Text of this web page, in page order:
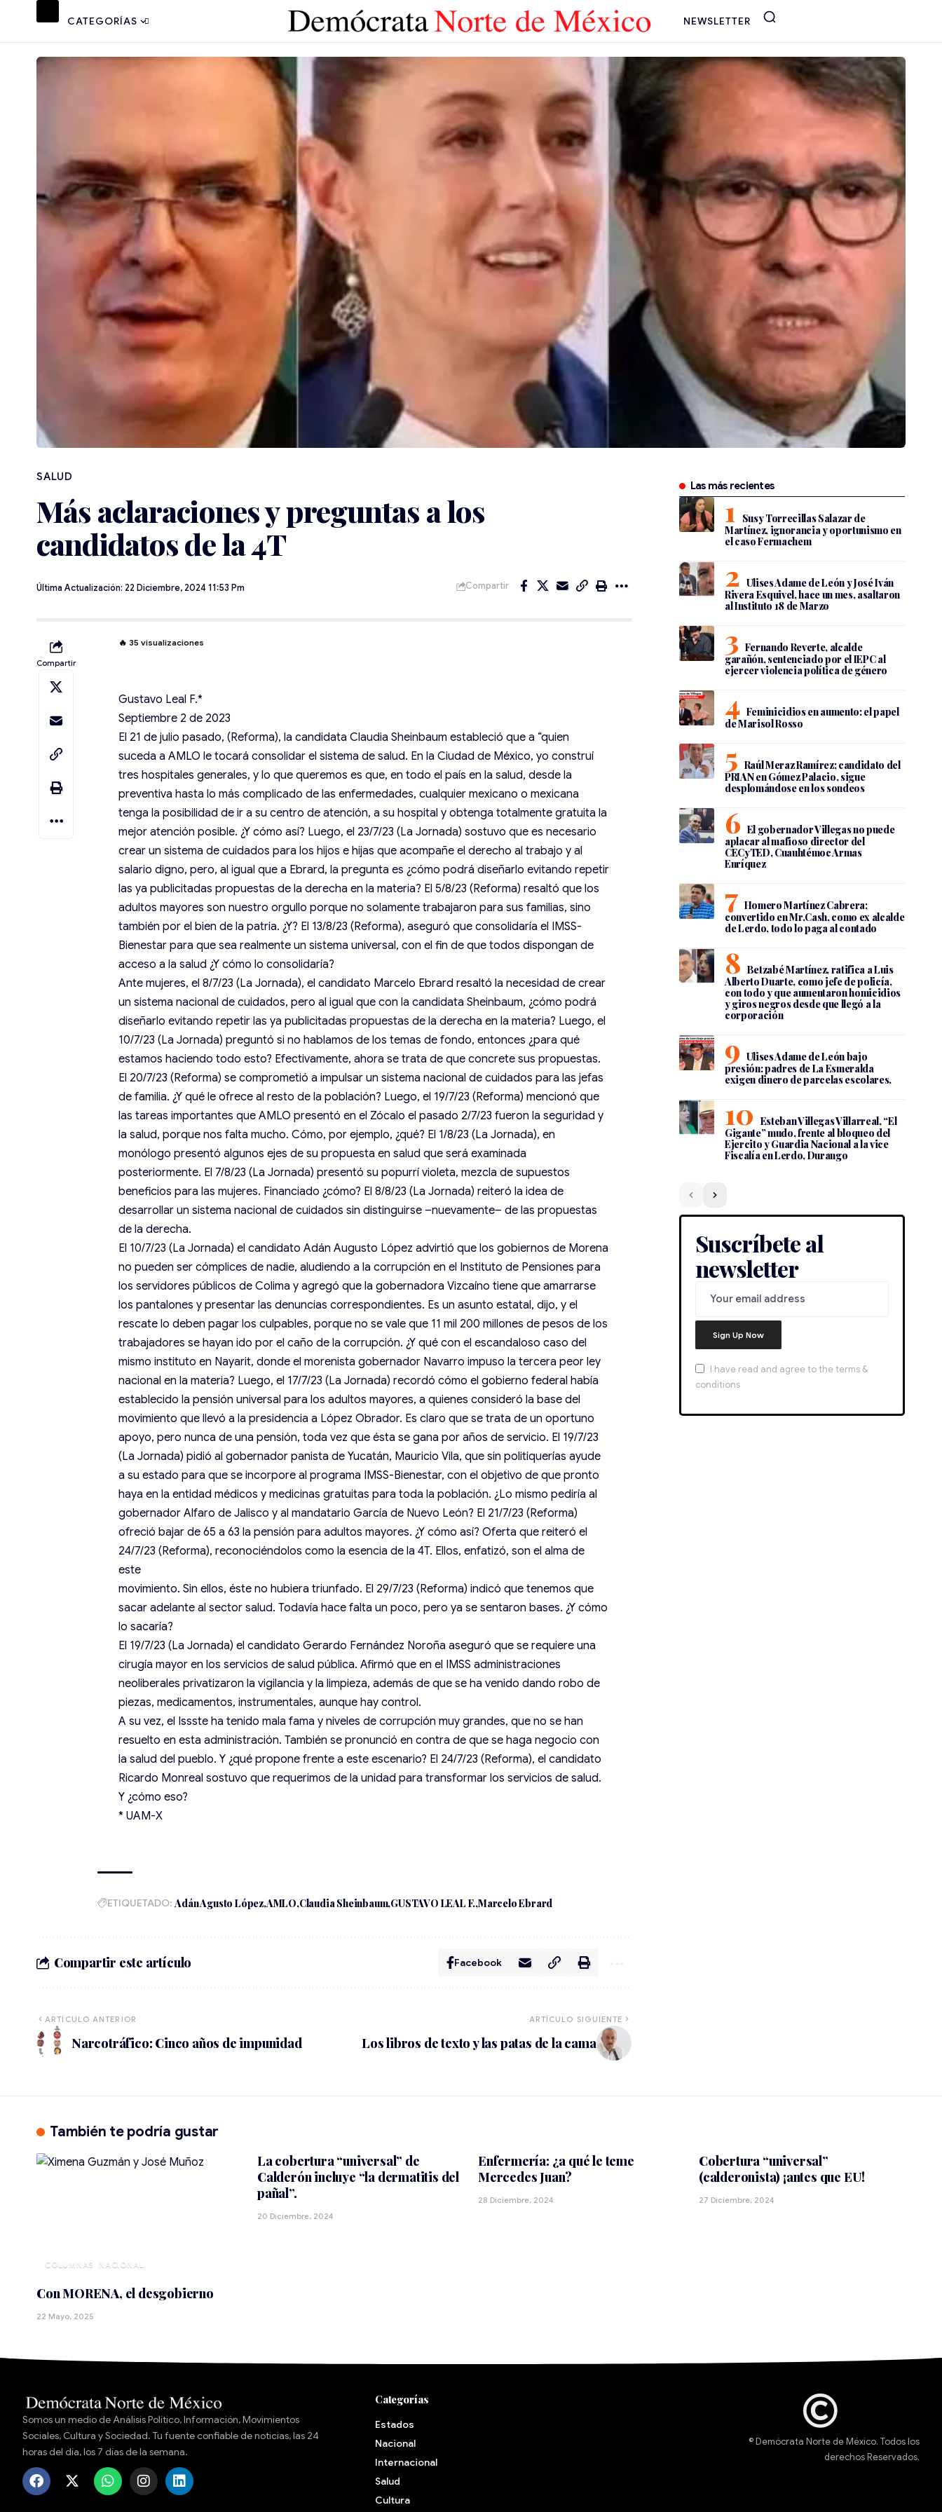
CATEGORÍAS NEWSLETTER
SALUD
Más aclaraciones y preguntas a los
candidatos de la 4T
Última Actualización: 22 Diciembre, 2024 11:53 Pm Compartir
Compartir
🔥 35 visualizaciones
Gustavo Leal F.*
Septiembre 2 de 2023
El 21 de julio pasado, (Reforma), la candidata Claudia Sheinbaum estableció que a “quien
suceda a AMLO le tocará consolidar el sistema de salud. En la Ciudad de México, yo construí
tres hospitales generales, y lo que queremos es que, en todo el país en la salud, desde la
preventiva hasta lo más complicado de las enfermedades, cualquier mexicano o mexicana
tenga la posibilidad de ir a su centro de atención, a su hospital y obtenga totalmente gratuita la
mejor atención posible. ¿Y cómo así? Luego, el 23/7/23 (La Jornada) sostuvo que es necesario
crear un sistema de cuidados para los hijos e hijas que acompañe el derecho al trabajo y al
salario digno, pero, al igual que a Ebrard, la pregunta es ¿cómo podrá diseñarlo evitando repetir
las ya publicitadas propuestas de la derecha en la materia? El 5/8/23 (Reforma) resaltó que los
adultos mayores son nuestro orgullo porque no solamente trabajaron para sus familias, sino
también por el bien de la patria. ¿Y? El 13/8/23 (Reforma), aseguró que consolidaría el IMSS-
Bienestar para que sea realmente un sistema universal, con el fin de que todos dispongan de
acceso a la salud ¿Y cómo lo consolidaría?
Ante mujeres, el 8/7/23 (La Jornada), el candidato Marcelo Ebrard resaltó la necesidad de crear
un sistema nacional de cuidados, pero al igual que con la candidata Sheinbaum, ¿cómo podrá
diseñarlo evitando repetir las ya publicitadas propuestas de la derecha en la materia? Luego, el
10/7/23 (La Jornada) preguntó si no hablamos de los temas de fondo, entonces ¿para qué
estamos haciendo todo esto? Efectivamente, ahora se trata de que concrete sus propuestas.
El 20/7/23 (Reforma) se comprometió a impulsar un sistema nacional de cuidados para las jefas
de familia. ¿Y qué le ofrece al resto de la población? Luego, el 19/7/23 (Reforma) mencionó que
las tareas importantes que AMLO presentó en el Zócalo el pasado 2/7/23 fueron la seguridad y
la salud, porque nos falta mucho. Cómo, por ejemplo, ¿qué? El 1/8/23 (La Jornada), en
monólogo presentó algunos ejes de su propuesta en salud que será examinada
posteriormente. El 7/8/23 (La Jornada) presentó su popurrí violeta, mezcla de supuestos
beneficios para las mujeres. Financiado ¿cómo? El 8/8/23 (La Jornada) reiteró la idea de
desarrollar un sistema nacional de cuidados sin distinguirse –nuevamente– de las propuestas
de la derecha.
El 10/7/23 (La Jornada) el candidato Adán Augusto López advirtió que los gobiernos de Morena
no pueden ser cómplices de nadie, aludiendo a la corrupción en el Instituto de Pensiones para
los servidores públicos de Colima y agregó que la gobernadora Vizcaíno tiene que amarrarse
los pantalones y presentar las denuncias correspondientes. Es un asunto estatal, dijo, y el
rescate lo deben pagar los culpables, porque no se vale que 11 mil 200 millones de pesos de los
trabajadores se hayan ido por el caño de la corrupción. ¿Y qué con el escandaloso caso del
mismo instituto en Nayarit, donde el morenista gobernador Navarro impuso la tercera peor ley
nacional en la materia? Luego, el 17/7/23 (La Jornada) recordó cómo el gobierno federal había
establecido la pensión universal para los adultos mayores, a quienes consideró la base del
movimiento que llevó a la presidencia a López Obrador. Es claro que se trata de un oportuno
apoyo, pero nunca de una pensión, toda vez que ésta se gana por años de servicio. El 19/7/23
(La Jornada) pidió al gobernador panista de Yucatán, Mauricio Vila, que sin politiquerías ayude
a su estado para que se incorpore al programa IMSS-Bienestar, con el objetivo de que pronto
haya en la entidad médicos y medicinas gratuitas para toda la población. ¿Lo mismo pediría al
gobernador Alfaro de Jalisco y al mandatario García de Nuevo León? El 21/7/23 (Reforma)
ofreció bajar de 65 a 63 la pensión para adultos mayores. ¿Y cómo así? Oferta que reiteró el
24/7/23 (Reforma), reconociéndolos como la esencia de la 4T. Ellos, enfatizó, son el alma de
este
movimiento. Sin ellos, éste no hubiera triunfado. El 29/7/23 (Reforma) indicó que tenemos que
sacar adelante al sector salud. Todavía hace falta un poco, pero ya se sentaron bases. ¿Y cómo
lo sacaría?
El 19/7/23 (La Jornada) el candidato Gerardo Fernández Noroña aseguró que se requiere una
cirugía mayor en los servicios de salud pública. Afirmó que en el IMSS administraciones
neoliberales privatizaron la vigilancia y la limpieza, además de que se ha venido dando robo de
piezas, medicamentos, instrumentales, aunque hay control.
A su vez, el Issste ha tenido mala fama y niveles de corrupción muy grandes, que no se han
resuelto en esta administración. También se pronunció en contra de que se haga negocio con
la salud del pueblo. Y ¿qué propone frente a este escenario? El 24/7/23 (Reforma), el candidato
Ricardo Monreal sostuvo que requerimos de la unidad para transformar los servicios de salud.
Y ¿cómo eso?
* UAM-X
ETIQUETADO: Adán Agusto López AMLO Claudia Sheinbaum GUSTAVO LEAL F. Marcelo Ebrard
Compartir este artículo Facebook
ARTÍCULO ANTERIOR
Narcotráfico: Cinco años de impunidad
ARTÍCULO SIGUIENTE
Los libros de texto y las patas de la cama
Las más recientes
Susy Torrecillas Salazar de
Martínez, ignorancia y oportunismo en
el caso Fermachem
Ulises Adame de León y José Iván
Rivera Esquivel, hace un mes, asaltaron
al Instituto 18 de Marzo
Fernando Reverte, alcalde
garañón, sentenciado por el IEPC al
ejercer violencia política de género
Feminicidios en aumento: el papel
de Marisol Rosso
Raúl Meraz Ramírez; candidato del
PRIAN en Gómez Palacio, sigue
desplomándose en los sondeos
El gobernador Villegas no puede
aplacar al mafioso director del
CECyTED, Cuauhtémoc Armas
Enríquez
Homero Martínez Cabrera;
convertido en Mr.Cash, como ex alcalde
de Lerdo, todo lo paga al contado
Betzabé Martínez, ratifica a Luis
Alberto Duarte, como jefe de policía,
con todo y que aumentaron homicidios
y giros negros desde que llegó a la
corporación
Ulises Adame de León bajo
presión: padres de La Esmeralda
exigen dinero de parcelas escolares.
Esteban Villegas Villarreal, “El
Gigante” mudo, frente al bloqueo del
Ejercito y Guardia Nacional a la vice
Fiscalía en Lerdo, Durango
Suscríbete al
newsletter
I have read and agree to the terms &
conditions
También te podría gustar
NACIONAL
Con MORENA, el desgobierno
22 Mayo, 2025
La cobertura “universal” de
Calderón incluye “la dermatitis del
pañal”.
20 Diciembre, 2024
Enfermería: ¿a qué le teme
Mercedes Juan?
28 Diciembre, 2024
Cobertura “universal”
(calderonista) ¡antes que EU!
27 Diciembre, 2024
Somos un medio de Análisis Político, Información, Movimientos
Sociales, Cultura y Sociedad. Tu fuente confiable de noticias, las 24
horas del día, los 7 días de la semana.
Categorías
Estados
Nacional
Internacional
Salud
Cultura
© Demócrata Norte de México. Todos los
derechos Reservados.